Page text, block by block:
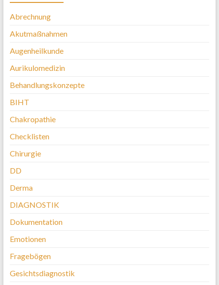
Abrechnung
Akutmaßnahmen
Augenheilkunde
Aurikulomedizin
Behandlungskonzepte
BIHT
Chakropathie
Checklisten
Chirurgie
DD
Derma
DIAGNOSTIK
Dokumentation
Emotionen
Fragebögen
Gesichtsdiagnostik